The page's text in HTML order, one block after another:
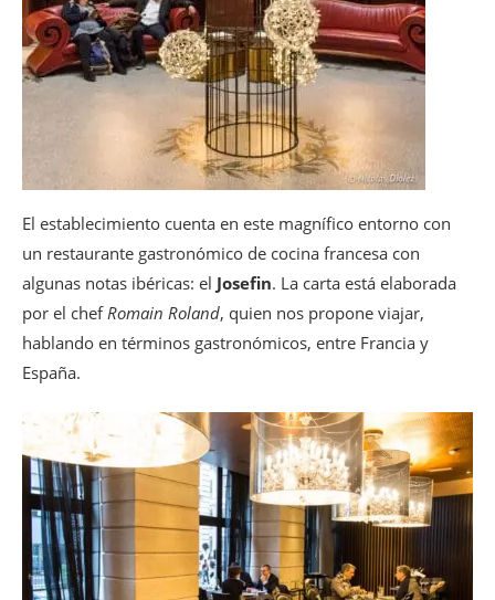
El establecimiento cuenta en este magnífico entorno con
un restaurante gastronómico de cocina francesa con
algunas notas ibéricas: el Josefin. La carta está elaborada
por el chef Romain Roland, quien nos propone viajar,
hablando en términos gastronómicos, entre Francia y
España.